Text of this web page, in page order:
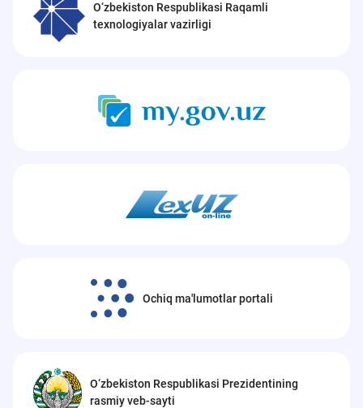
O‘zbekiston Respublikasi Raqamli
texnologiyalar vazirligi
Ochiq ma'lumotlar portali
O‘zbekiston Respublikasi Prezidentining
rasmiy veb-sayti